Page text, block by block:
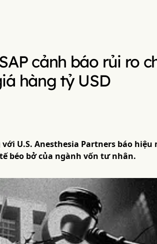
cảnh báo rủi ro
hàng tỷ USD
U.S. Anesthesia Partners báo
béo bở của ngành vốn tư nhân.